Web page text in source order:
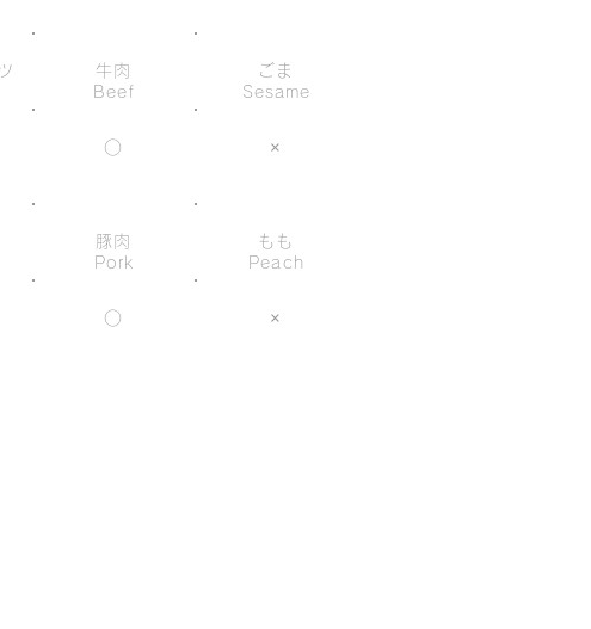
Beef
牛肉
○
Sesame
ごま
×
Pork
豚肉
○
Peach
もも
×